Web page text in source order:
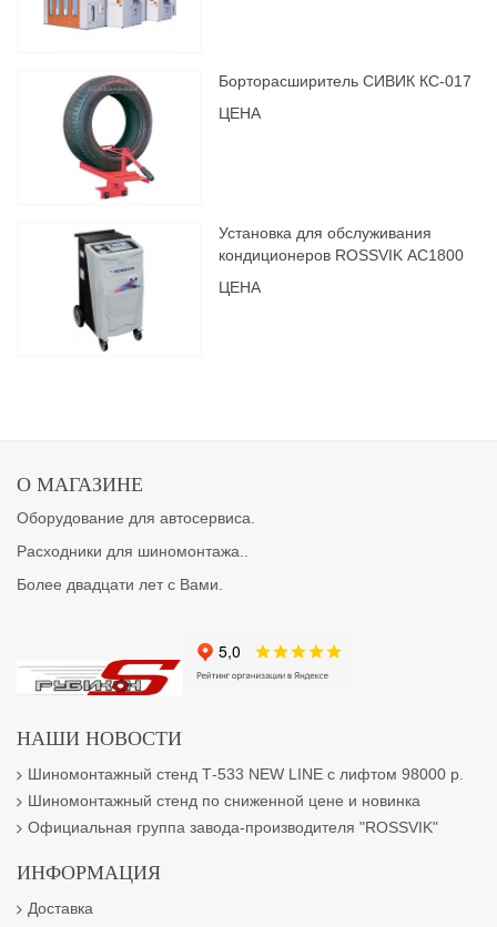
Борторасширитель СИВИК КС-017
ЦЕНА
Установка для обслуживания
кондиционеров ROSSVIK АС1800
ЦЕНА
О МАГАЗИНЕ
Оборудование для автосервиса.
Расходники для шиномонтажа..
Более двадцати лет с Вами.
НАШИ НОВОСТИ
Шиномонтажный стенд Т-533 NEW LINE с лифтом 98000 р.
Шиномонтажный стенд по сниженной цене и новинка
Официальная группа завода-производителя "ROSSVIK"
ИНФОРМАЦИЯ
Доставка